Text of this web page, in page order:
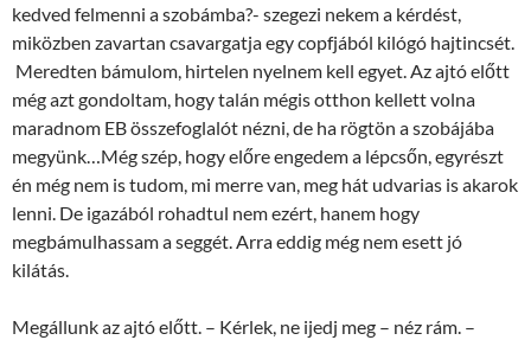
kedved felmenni a szobámba?- szegezi nekem a kérdést,
miközben zavartan csavargatja egy copfjából kilógó hajtincsét.
Meredten bámulom, hirtelen nyelnem kell egyet. Az ajtó előtt
még azt gondoltam, hogy talán mégis otthon kellett volna
maradnom EB összefoglalót nézni, de ha rögtön a szobájába
megyünk…Még szép, hogy előre engedem a lépcsőn, egyrészt
én még nem is tudom, mi merre van, meg hát udvarias is akarok
lenni. De igazából rohadtul nem ezért, hanem hogy
megbámulhassam a seggét. Arra eddig még nem esett jó
kilátás.
Megállunk az ajtó előtt. – Kérlek, ne ijedj meg – néz rám. –